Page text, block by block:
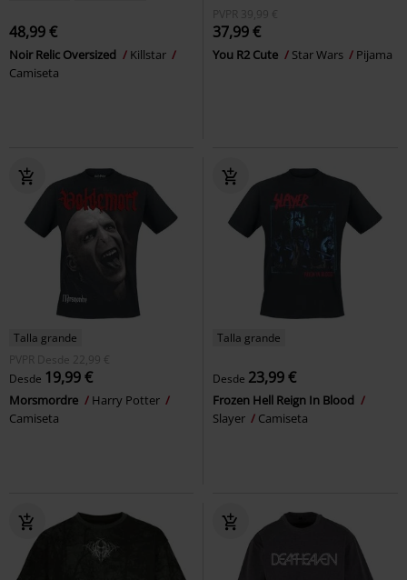
48,99 €
Noir Relic Oversized
Killstar
Camiseta
PVPR 39,99 €
37,99 €
You R2 Cute Star Wars Pijama
Talla grande
PVPR
Desde 22,99 €
Desde 19,99 €
Morsmordre
Harry Potter
Camiseta
Talla grande
Desde 23,99 €
Frozen Hell Reign In Blood
Slayer
Camiseta